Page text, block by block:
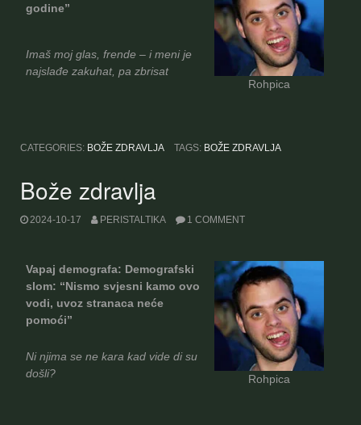
godine”
Rohpica
Imaš moj glas, frende – i meni je
najslađe zakuhat, pa zbrisat
CATEGORIES: BOŽE ZDRAVLJA TAGS: BOŽE ZDRAVLJA
Bože zdravlja
2024-10-17 PERISTALTIKA 1 COMMENT
Vapaj demografa: Demografski
slom: “Nismo svjesni kamo ovo
vodi, uvoz stranaca neće
pomoći”
Rohpica
Ni njima se ne kara kad vide di su
došli?